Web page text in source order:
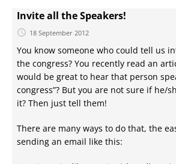
Invite all the Speakers!
18 September 2012
You know someone who could tell us
the congress? You recently read an
would be great to hear that person
congress”? But you are not sure if he/
it? Then just tell them!
There are many ways to do that, the
sending an email like this: